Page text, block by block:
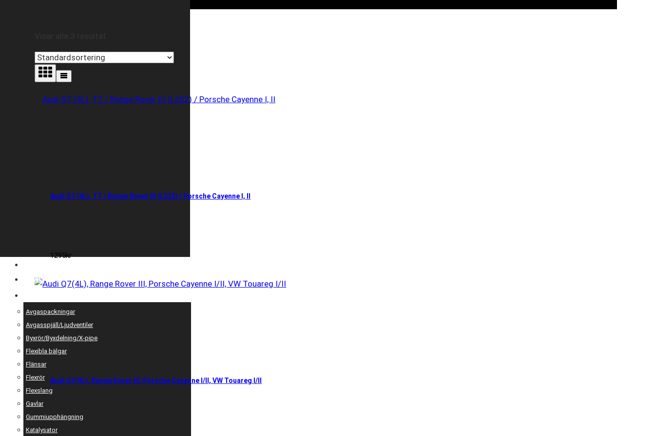
MOTOROPTIMERING
Avgaspackningar
Avgasspjäll/Ljudventiler
Byxrör/Byxdelning/X-pipe
Flexibla bälgar
Flänsar
Flexrör
Flexslang
Gavlar
Gummiupphängning
Katalysator
Audi Q7 (4L), TT / Range Rover III (L322) / Porsche Cayenne I, II
1295kr
Audi Q7(4L), Range Rover III, Porsche Cayenne I/II, VW Touareg I/II